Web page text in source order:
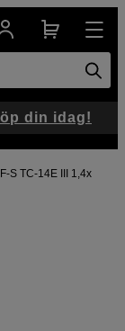
S TC-14E III 1,4x
din idag!